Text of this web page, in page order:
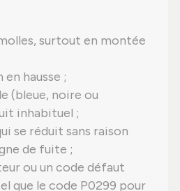
surtout en montée
hausse ;
(bleue, noire ou
inhabituel ;
se réduit sans raison
de fuite ;
ou un code défaut
que le code P0299 pour